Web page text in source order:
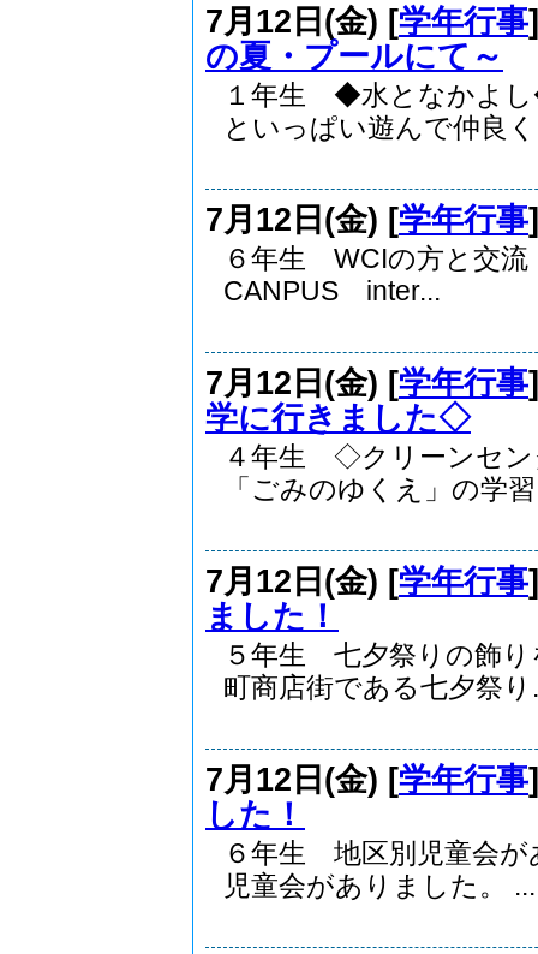
7月12日(金) [学年行事
の夏・プールにて～
１年生 ◆水となかよ
といっぱい遊んで仲良
7月12日(金) [学年行事
６年生 WCIの方と交
CANPUS inter...
7月12日(金) [学年行事
学に行きました◇
４年生 ◇クリーンセ
「ごみのゆくえ」の学
7月12日(金) [学年行事
ました！
５年生 七夕祭りの飾
町商店街である七夕祭り
7月12日(金) [学年行事
した！
６年生 地区別児童会
児童会がありました。 ...